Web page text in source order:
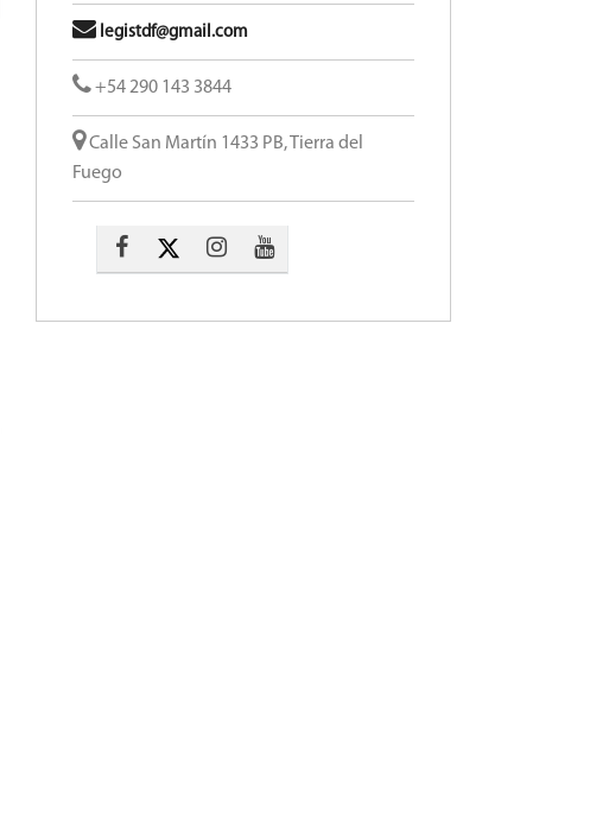
legistdf@gmail.com
+54 290 143 3844
Calle San Martín 1433 PB, Tierra del
Fuego